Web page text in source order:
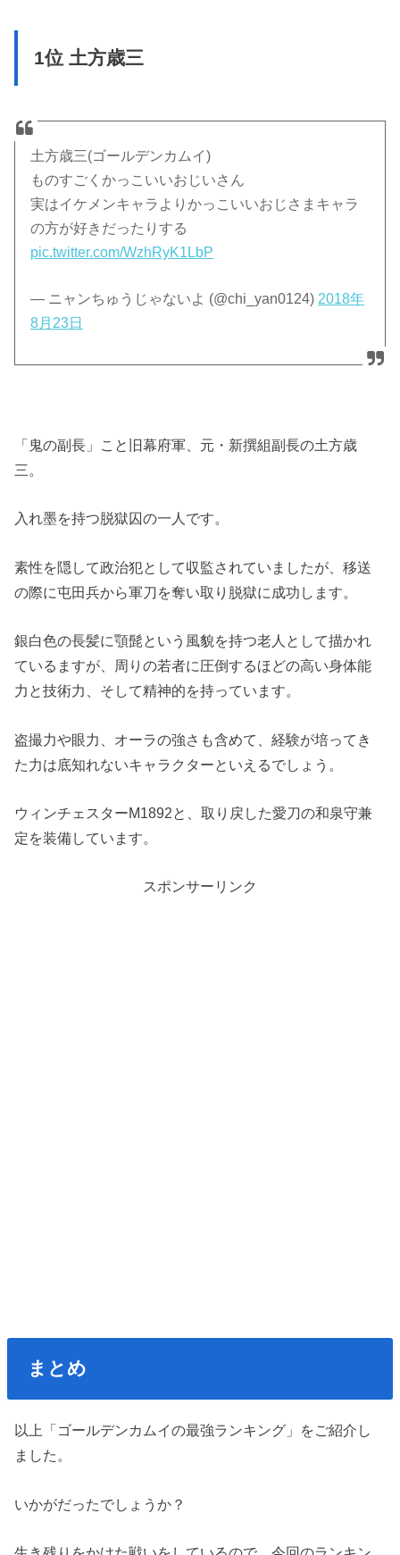
1位 土方歳三
土方歳三(ゴールデンカムイ)
ものすごくかっこいいおじいさん
実はイケメンキャラよりかっこいいおじさまキャラ
の方が好きだったりする
pic.twitter.com/WzhRyK1LbP
— ニャンちゅうじゃないよ (@chi_yan0124) 2018年
8月23日
「鬼の副長」こと旧幕府軍、元・新撰組副長の土方歳
三。
入れ墨を持つ脱獄囚の一人です。
素性を隠して政治犯として収監されていましたが、移送
の際に屯田兵から軍刀を奪い取り脱獄に成功します。
銀白色の長髪に顎髭という風貌を持つ老人として描かれ
ているますが、周りの若者に圧倒するほどの高い身体能
力と技術力、そして精神的を持っています。
盗撮力や眼力、オーラの強さも含めて、経験が培ってき
た力は底知れないキャラクターといえるでしょう。
ウィンチェスターM1892と、取り戻した愛刀の和泉守兼
定を装備しています。
スポンサーリンク
まとめ
以上「ゴールデンカムイの最強ランキング」をご紹介し
ました。
いかがだったでしょうか？